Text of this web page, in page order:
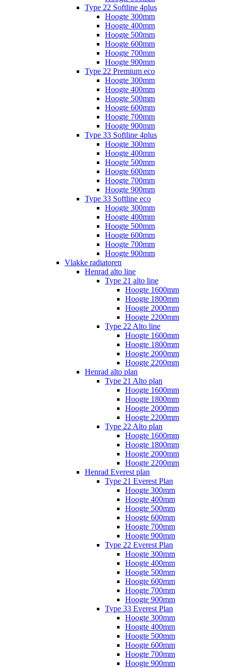
Type 22 Softline 4plus
Hoogte 300mm
Hoogte 400mm
Hoogte 500mm
Hoogte 600mm
Hoogte 700mm
Hoogte 900mm
Type 22 Premium eco
Hoogte 300mm
Hoogte 400mm
Hoogte 500mm
Hoogte 600mm
Hoogte 700mm
Hoogte 900mm
Type 33 Softline 4plus
Hoogte 300mm
Hoogte 400mm
Hoogte 500mm
Hoogte 600mm
Hoogte 700mm
Hoogte 900mm
Type 33 Softline eco
Hoogte 300mm
Hoogte 400mm
Hoogte 500mm
Hoogte 600mm
Hoogte 700mm
Hoogte 900mm
Vlakke radiatoren
Henrad alto line
Type 21 alto line
Hoogte 1600mm
Hoogte 1800mm
Hoogte 2000mm
Hoogte 2200mm
Type 22 Alto line
Hoogte 1600mm
Hoogte 1800mm
Hoogte 2000mm
Hoogte 2200mm
Henrad alto plan
Type 21 Alto plan
Hoogte 1600mm
Hoogte 1800mm
Hoogte 2000mm
Hoogte 2200mm
Type 22 Alto plan
Hoogte 1600mm
Hoogte 1800mm
Hoogte 2000mm
Hoogte 2200mm
Henrad Everest plan
Type 21 Everest Plan
Hoogte 300mm
Hoogte 400mm
Hoogte 500mm
Hoogte 600mm
Hoogte 700mm
Hoogte 900mm
Type 22 Everest Plan
Hoogte 300mm
Hoogte 400mm
Hoogte 500mm
Hoogte 600mm
Hoogte 700mm
Hoogte 900mm
Type 33 Everest Plan
Hoogte 300mm
Hoogte 400mm
Hoogte 500mm
Hoogte 600mm
Hoogte 700mm
Hoogte 900mm